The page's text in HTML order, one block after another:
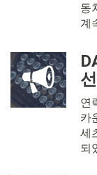
동
계
연
카
세
되